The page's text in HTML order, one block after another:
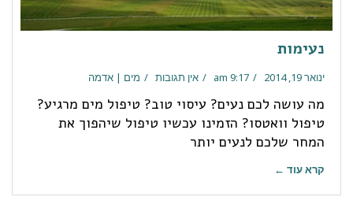
נעימות
ינואר 19, 2014 9:17 am אין תגובות מים | אדמה
מה עושה לכם נעים? עיסוי טוב? טיפול מים מרגיע?
טיפול וואטסו? הזמינו עכשיו טיפול שיהפוך את
המחר שלכם לנעים יותר
קרא עוד ←